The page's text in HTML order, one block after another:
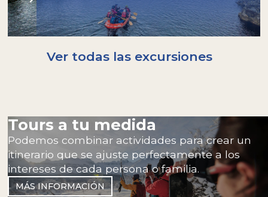
Ver todas las excursiones
Tours a tu medida
Podemos combinar actividades para crear un
itinerario que se ajuste perfectamente a los
intereses de cada persona o familia.
MÁS INFORMACIÓN